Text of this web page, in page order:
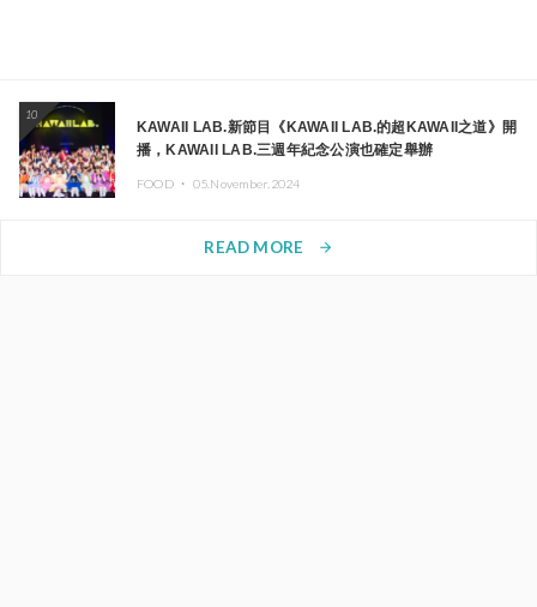
10
KAWAII LAB.新節目《KAWAII LAB.的超KAWAII之道》開
播，KAWAII LAB.三週年紀念公演也確定舉辦
FOOD ・ 05.November.2024
READ MORE arrow_forward